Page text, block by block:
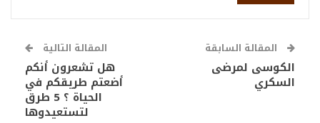
المقالة السابقة
الكوسى لمرضى
السكري
المقالة التالية
هل تشعرون أنكم
أضعتم طريقكم في
الحياة ؟ 5 طرق
لتستعيدوها